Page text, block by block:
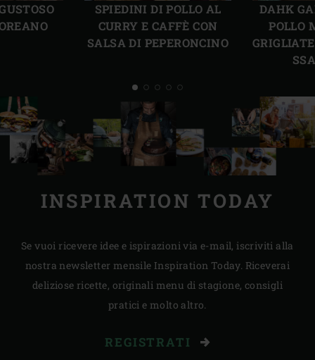
SPIEDINI DI POLLO AL
CURRY E CAFFÈ CON
SALSA DI PEPERONCINO
DAHK
POLLO
INSPIRATION TODAY
Se vuoi ricevere idee e ispirazioni via e-mail, iscriviti alla
nostra newsletter mensile Inspiration Today. Riceverai
deliziose ricette, originali menu di stagione, consigli
pratici e molto altro.
REGISTRATI